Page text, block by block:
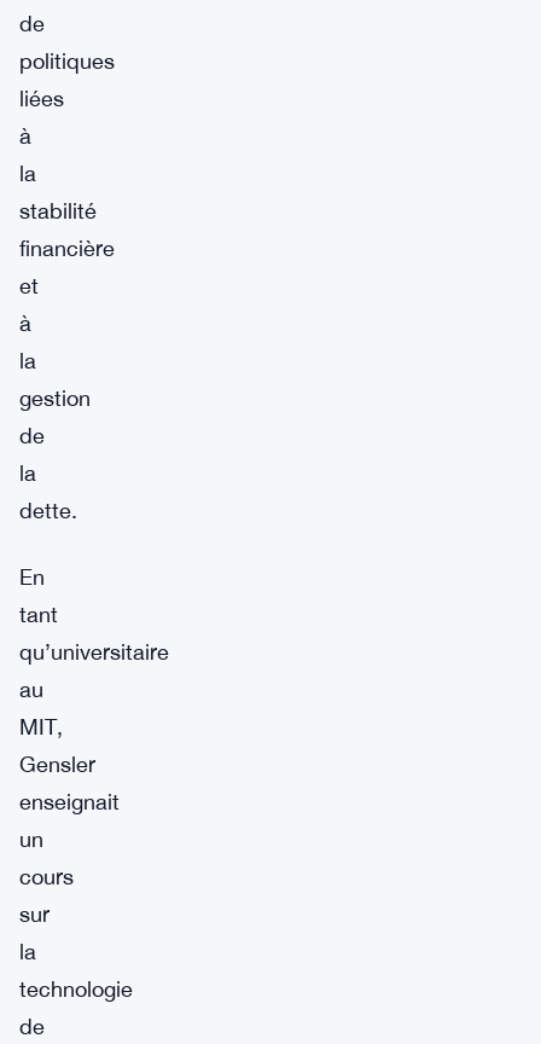
de
politiques
liées
à
la
stabilité
financière
et
à
la
gestion
de
la
dette.
En
tant
qu’universitaire
au
MIT,
Gensler
enseignait
un
cours
sur
la
technologie
de